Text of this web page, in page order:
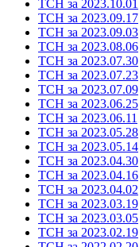
ТСН за 2023.10.01
ТСН за 2023.09.17
ТСН за 2023.09.03
ТСН за 2023.08.06
ТСН за 2023.07.30
ТСН за 2023.07.23
ТСН за 2023.07.09
ТСН за 2023.06.25
ТСН за 2023.06.11
ТСН за 2023.05.28
ТСН за 2023.05.14
ТСН за 2023.04.30
ТСН за 2023.04.16
ТСН за 2023.04.02
ТСН за 2023.03.19
ТСН за 2023.03.05
ТСН за 2023.02.19